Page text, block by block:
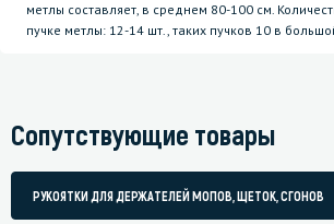
метлы составляет, в среднем 80-100 см.
пучке метлы: 12-14 шт., таких пучков 10 в
Сопутствующие товары
РУКОЯТКИ ДЛЯ ДЕРЖАТЕЛЕЙ МОПОВ, ЩЕТОК, СГОНОВ